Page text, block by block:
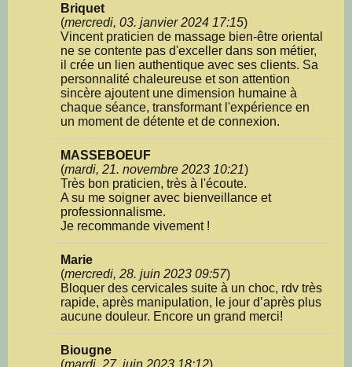
Briquet
(mercredi, 03. janvier 2024 17:15)
Vincent praticien de massage bien-être oriental
ne se contente pas d'exceller dans son métier,
il crée un lien authentique avec ses clients. Sa
personnalité chaleureuse et son attention
sincère ajoutent une dimension humaine à
chaque séance, transformant l'expérience en
un moment de détente et de connexion.
MASSEBOEUF
(mardi, 21. novembre 2023 10:21)
Très bon praticien, très à l'écoute.
A su me soigner avec bienveillance et
professionnalisme.
Je recommande vivement !
Marie
(mercredi, 28. juin 2023 09:57)
Bloquer des cervicales suite à un choc, rdv très
rapide, après manipulation, le jour d’après plus
aucune douleur. Encore un grand merci!
Biougne
(mardi, 27. juin 2023 18:12)